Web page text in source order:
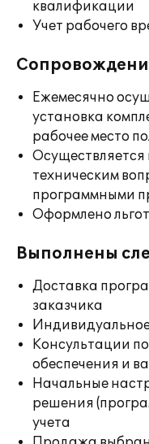
квалификации
Учет рабочего
Ежемесячно
установка
рабочее место
Осуществляется
техническим
программными
Оформлено
Выполнены
Доставка
заказчика
Консультации
обеспечения и
Начальные
решения
учета